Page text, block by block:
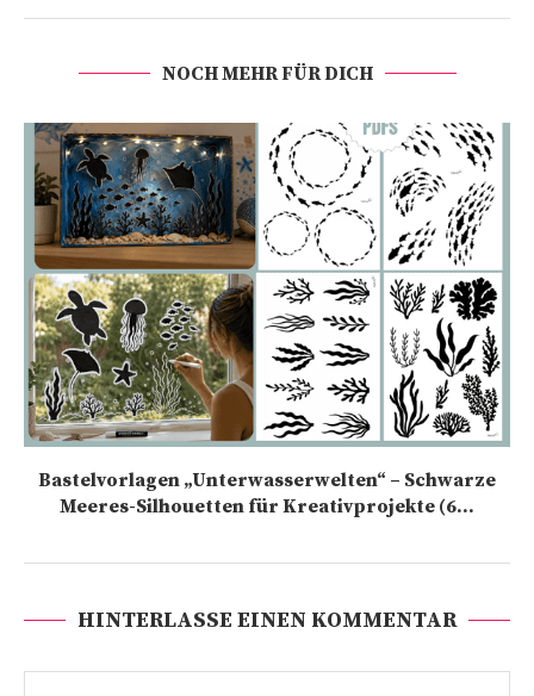
NOCH MEHR FÜR DICH
Bastelvorlagen „Unterwasserwelten“ – Schwarze
Meeres-Silhouetten für Kreativprojekte (6...
HINTERLASSE EINEN KOMMENTAR